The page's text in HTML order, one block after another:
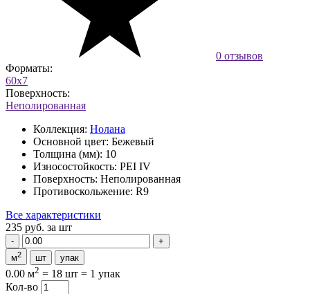
0 отзывов
Форматы:
60x7
Поверхность:
Неполированная
Коллекция: Нолана
Основной цвет: Бежевый
Толщина (мм): 10
Износостойкость: PEI IV
Поверхность: Неполированная
Противоскольжение: R9
Все характеристики
235 руб. за шт
м2 шт упак
0.00 м2 = 18 шт = 1 упак
Кол-во